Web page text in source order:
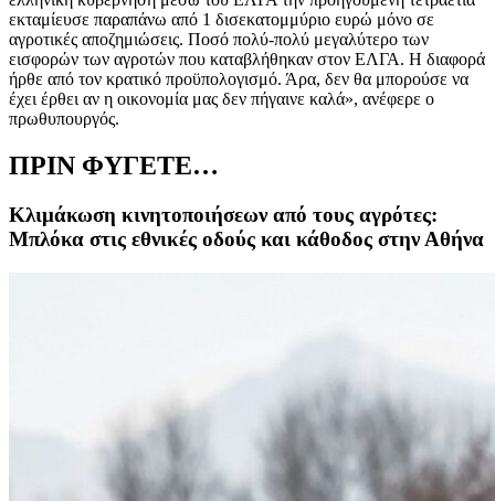
εκταμίευσε παραπάνω από 1 δισεκατομμύριο ευρώ μόνο σε
αγροτικές αποζημιώσεις. Ποσό πολύ-πολύ μεγαλύτερο των
εισφορών των αγροτών που καταβλήθηκαν στον ΕΛΓΑ. Η διαφορά
ήρθε από τον κρατικό προϋπολογισμό. Άρα, δεν θα μπορούσε να
έχει έρθει αν η οικονομία μας δεν πήγαινε καλά», ανέφερε ο
πρωθυπουργός.
ΠΡΙΝ ΦΥΓΕΤΕ…
Κλιμάκωση κινητοποιήσεων από τους αγρότες:
Μπλόκα στις εθνικές οδούς και κάθοδος στην Αθήνα